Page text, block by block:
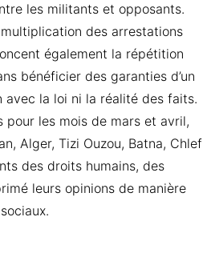
les militants et opposants.
des arrestations
également la répétition
bénéficier des garanties d’un
avec la loi ni la réalité des faits.
pour les mois de mars et avril,
Alger, Tizi Ouzou, Batna, Chlef
des droits humains, des
leurs opinions de manière